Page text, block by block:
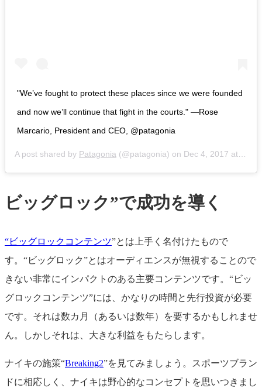
"We’ve fought to protect these places since we were founded
and now we’ll continue that fight in the courts." —Rose
Marcario, President and CEO, @patagonia
A post shared by Patagonia (@patagonia) on Dec 4, 2017 at 3:54pm PST
ビッグロック”で成功を導く
“ビッグロックコンテンツ”とは上手く名付けたもので
す。“ビッグロック”とはオーディエンスが無視することので
きない非常にインパクトのある主要コンテンツです。“ビッ
グロックコンテンツ”には、かなりの時間と先行投資が必要
です。それは数カ月（あるいは数年）を要するかもしれませ
ん。しかしそれは、大きな利益をもたらします。
ナイキの施策“Breaking2”を見てみましょう。スポーツブラン
ドに相応しく、ナイキは野心的なコンセプトを思いつきまし